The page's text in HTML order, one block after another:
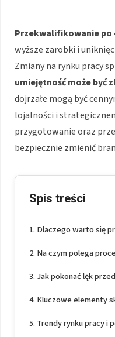
Przekwalifikowanie po
wyższe zarobki i
Zmiany na rynku pracy
umiejętność może być
dojrzałe mogą być
lojalności i
przygotowanie oraz
bezpiecznie zmienić
Spis treści
Dlaczego warto się
Na czym polega
Jak pokonać lęk
Kluczowe elementy
Trendy rynku pracy i